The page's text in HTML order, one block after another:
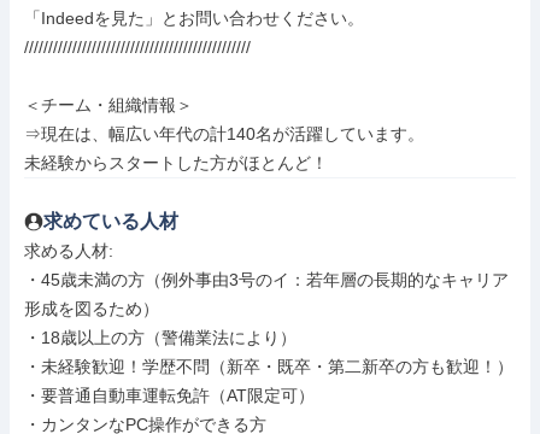
「Indeedを見た」とお問い合わせください。
///////////////////////////////////////////////
＜チーム・組織情報＞
⇒現在は、幅広い年代の計140名が活躍しています。
未経験からスタートした方がほとんど！
求めている人材
求める人材:
・45歳未満の方（例外事由3号のイ：若年層の長期的なキャリア
形成を図るため）
・18歳以上の方（警備業法により）
・未経験歓迎！学歴不問（新卒・既卒・第二新卒の方も歓迎！）
・要普通自動車運転免許（AT限定可）
・カンタンなPC操作ができる方